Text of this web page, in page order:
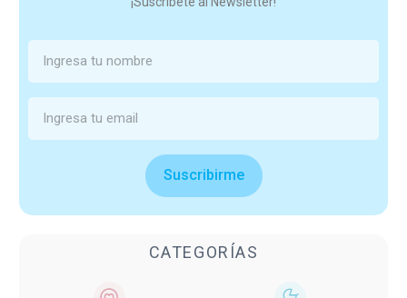
Suscribirme
CATEGORÍAS